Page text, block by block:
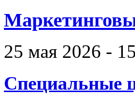
25 мая 2026 -
Специальные